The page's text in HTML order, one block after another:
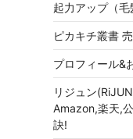
起力アップ（毛
ピカキチ叢書
プロフィール&
リジュン
Amazon,楽天,
訣!